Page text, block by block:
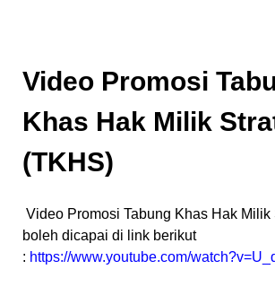
Video Promosi
Khas Hak Milik
(TKHS)
Video Promosi Tabung Khas Hak Milik
boleh dicapai di link berikut
: https://www.youtube.com/